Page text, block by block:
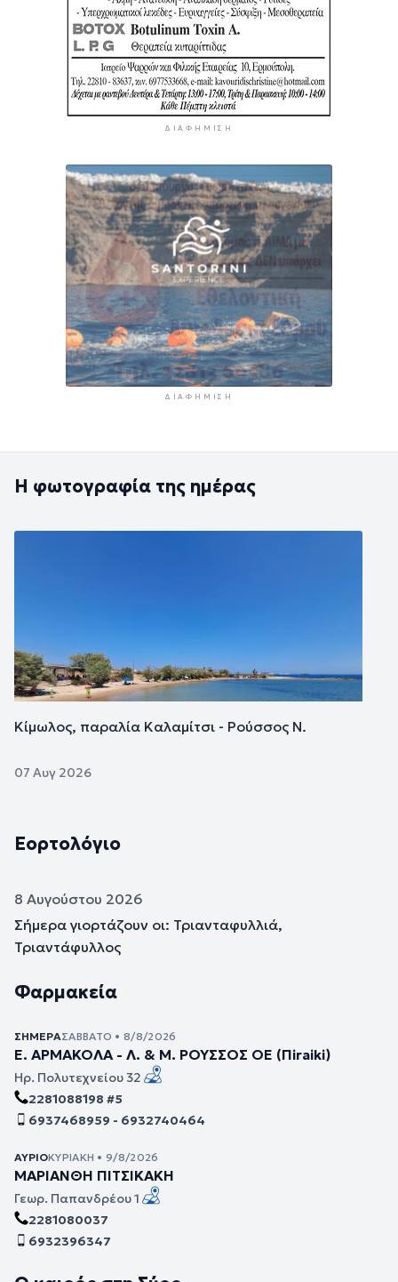
ΔΙΑΦΉΜΙΣΗ
ΔΙΑΦΉΜΙΣΗ
Η φωτογραφία της ημέρας
Κίμωλος, παραλία Καλαμίτσι - Ρούσσος Ν.
07 Αυγ 2026
Εορτολόγιο
8 Αυγούστου 2026
Σήμερα γιορτάζουν οι: Τριανταφυλλιά,
Τριαντάφυλλος
Φαρμακεία
ΣΉΜΕΡΑΣΆΒΒΑΤΟ • 8/8/2026
Ε. ΑΡΜΑΚΟΛΑ - Λ. & Μ. ΡΟΥΣΣΟΣ ΟΕ (Πiraiki)
Ηρ. Πολυτεχνείου 32
2281088198 #5
6937468959 - 6932740464
ΑΎΡΙΟΚΥΡΙΑΚΉ • 9/8/2026
ΜΑΡΙΑΝΘΗ ΠΙΤΣΙΚΑΚΗ
Γεωρ. Παπανδρέου 1
2281080037
6932396347